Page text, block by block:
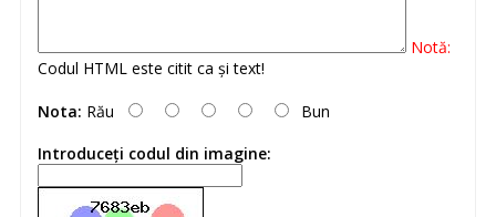
Notă:
Codul HTML este citit ca şi text!
Nota: Rău
Bun
Introduceţi codul din imagine: